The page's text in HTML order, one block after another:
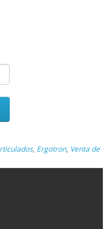
, Ergotron, Venta de